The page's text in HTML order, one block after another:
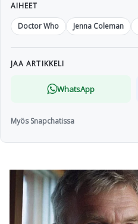
AIHEET
Doctor Who
Jenna Coleman
JAA ARTIKKELI
WhatsApp
Myös Snapchatissa